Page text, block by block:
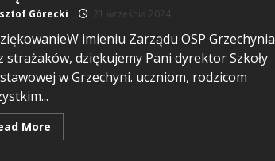
Górecki 21 września 2024
imieniu Zarządu OSP Grzechynia
strażaków, dziękujemy Pani dyrektor Szkoły
w Grzechyni. uczniom, rodzicom
More